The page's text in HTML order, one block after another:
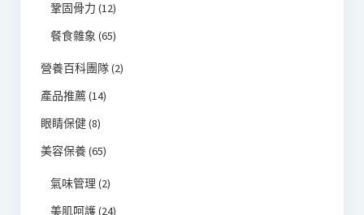
鞏固骨力 (12)
餐食雜象 (65)
營養百科團隊(2)
產品推薦(14)
眼睛保健(8)
美容保養(65)
氣味管理 (2)
美肌呵護(24)